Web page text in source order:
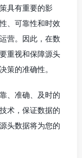
具有重要的影
、可靠性和时效
营。因此，在数
重视和保障源头
策的准确性。
、准确、及时的
术，保证数据的
头数据将为您的